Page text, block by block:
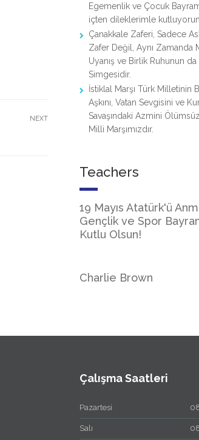
NEXT
Egemenlik ve Çocuk
içten dileklerimle
Çanakkale Zaferi, Sadece
Zafer Değil, Aynı Zamanda
Uyanış ve Birlik Ruhunun da
Simgesidir.
İstiklal Marşı Türk Milletinin
Aşkını, Vatan Sevgisini ve
Savaşındaki Azmini
Milli Marşımızdır.
Teachers
19 Mayıs Atatürk'ü
Gençlik ve Spor
Kutlu Olsun!
Charlie Brown
Çalışma Saatleri
Pazartesi
Salı